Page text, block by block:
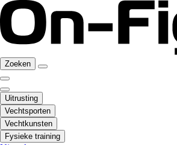
Zoeken
Uitrusting
Vechtsporten
Vechtkunsten
Fysieke training